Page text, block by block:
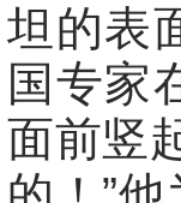
坦的表
国专家
面前竖